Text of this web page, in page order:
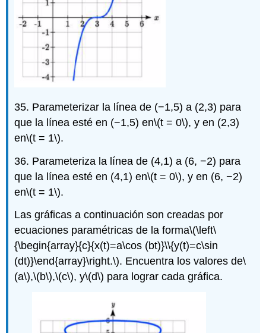
35. Parameterizar la línea de (−1,5) a (2,3) para
que la línea esté en (−1,5) en\(t = 0\), y en (2,3)
en\(t = 1\).
36. Parameteriza la línea de (4,1) a (6, −2) para
que la línea esté en (4,1) en\(t = 0\), y en (6, −2)
en\(t = 1\).
Las gráficas a continuación son creadas por
ecuaciones paramétricas de la forma\(\left\
{\begin{array}{c}{x(t)=a\cos (bt)}\\{y(t)=c\sin
(dt)}\end{array}\right.\). Encuentra los valores de\
(a\),\(b\),\(c\), y\(d\) para lograr cada gráfica.